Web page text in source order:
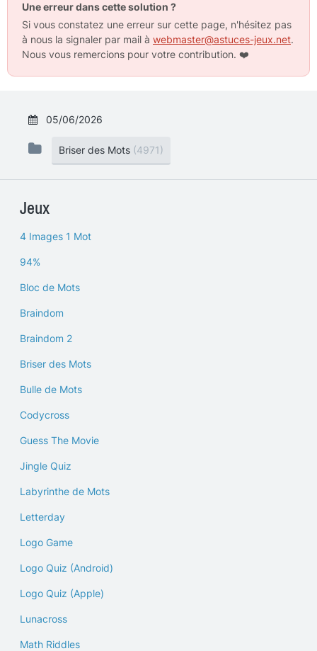
Une erreur dans cette solution ?
Si vous constatez une erreur sur cette page, n'hésitez pas
à nous la signaler par mail à webmaster@astuces-jeux.net.
Nous vous remercions pour votre contribution. ❤️
05/06/2026
Briser des Mots (4971)
Jeux
4 Images 1 Mot
94%
Bloc de Mots
Braindom
Braindom 2
Briser des Mots
Bulle de Mots
Codycross
Guess The Movie
Jingle Quiz
Labyrinthe de Mots
Letterday
Logo Game
Logo Quiz (Android)
Logo Quiz (Apple)
Lunacross
Math Riddles